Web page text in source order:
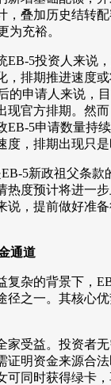
，叠加历史结转
为充裕。
EB-5投资人来说
，排期推进速度
的申请人来说，
现官方排期。然
EB-5申请数量持
，排期出现只是
5新政祖父条
热度预计将进一
说，提前做好准
通道
复杂的背景下，
径之一。其核心
家受益。投资者
证明资金来源合法
可同时获得绿卡，